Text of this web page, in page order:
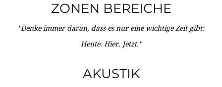
ZONEN BEREICHE
"Denke immer daran, dass es nur eine wichtige Zeit gibt:
Heute. Hier. Jetzt."
AKUSTIK